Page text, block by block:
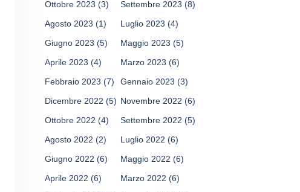
Ottobre 2023 (3) Settembre 2023 (8)
Agosto 2023 (1) Luglio 2023 (4)
Giugno 2023 (5) Maggio 2023 (5)
Aprile 2023 (4) Marzo 2023 (6)
Febbraio 2023 (7) Gennaio 2023 (3)
Dicembre 2022 (5) Novembre 2022 (6)
Ottobre 2022 (4) Settembre 2022 (5)
Agosto 2022 (2) Luglio 2022 (6)
Giugno 2022 (6) Maggio 2022 (6)
Aprile 2022 (6) Marzo 2022 (6)